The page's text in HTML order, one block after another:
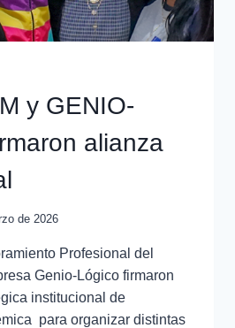
y GENIO-
alianza
de 2026
Profesional del
Genio-Lógico firmaron
institucional de
para organizar distintas